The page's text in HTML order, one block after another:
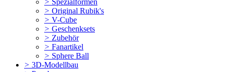
> Spezialformen
> Original Rubik's
> V-Cube
> Geschenksets
> Zubehör
> Fanartikel
> Sphere Ball
> 3D-Modellbau